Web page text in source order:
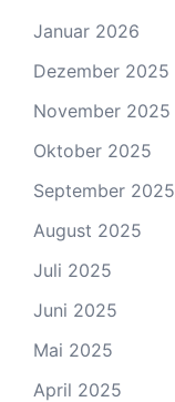
Januar 2026
Dezember 2025
November 2025
Oktober 2025
September 2025
August 2025
Juli 2025
Juni 2025
Mai 2025
April 2025